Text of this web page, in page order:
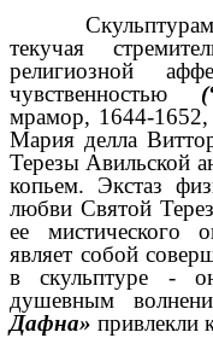
текучая
религиозной
чувственностью
мрамор, 1644-1652,
Мария делла
Терезы Авильской
копьем. Экстаз
любви Святой
ее мистического
являет собой
в скульптуре -
душевным
Дафна» привлекли